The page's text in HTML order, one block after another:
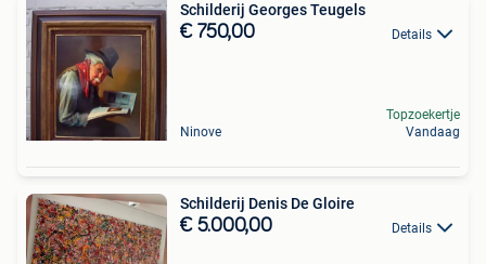
Schilderij Georges Teugels
€ 750,00 Details
Ninove
Topzoekertje
Vandaag
Schilderij Denis De Gloire
€ 5.000,00 Details